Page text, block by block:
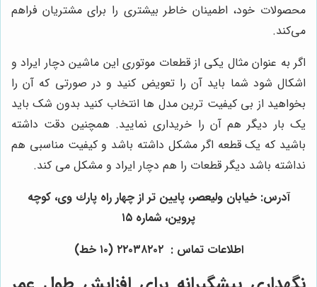
محصولات خود، اطمینان خاطر بیشتری را برای مشتریان فراهم
می‌کند.
اگر به عنوان مثال یکی از قطعات موتوری این ماشین دچار ایراد و
اشکال شود شما باید آن را تعویض کنید و در صورتی که آن را
بخواهید از بی کیفیت ترین مدل ها انتخاب کنید بدون شک باید
یک بار دیگر هم آن را خریداری نمایید. همچنین دقت داشته
باشید که یک قطعه اگر مشکل داشته باشد و کیفیت مناسبی هم
نداشته باشد دیگر قطعات را هم دچار ایراد و مشکل می کند.
آدرس: خيابان وليعصر، پايين تر از چهار راه پارك وى، كوچه
پروين، شماره ١٥
اطلاعات تماس : ٢٢٠٣٨٢٠٢ (١٠ خط)